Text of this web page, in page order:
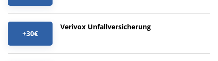
+30€
Verivox Unfallversicherung